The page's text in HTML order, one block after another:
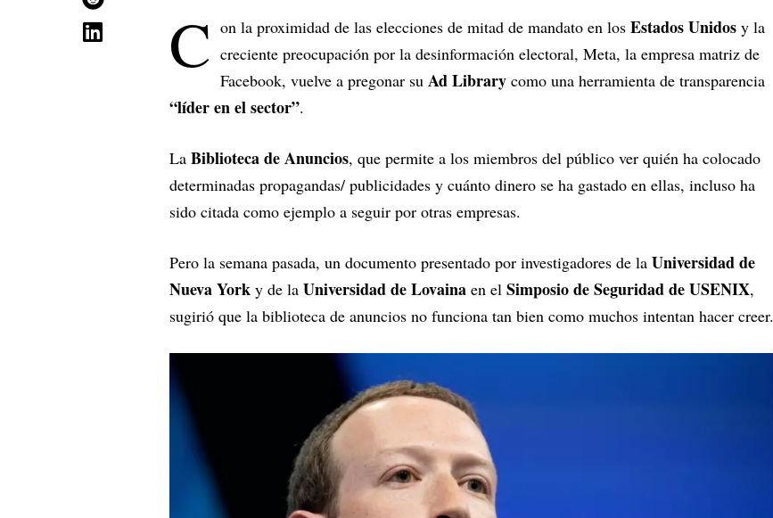
C on la proximidad de las elecciones de mitad de mandato en los Estados Unidos y la
creciente preocupación por la desinformación electoral, Meta, la empresa matriz de
Facebook, vuelve a pregonar su Ad Library como una herramienta de transparencia
“líder en el sector”.
La Biblioteca de Anuncios, que permite a los miembros del público ver quién ha colocado
determinadas propagandas/ publicidades y cuánto dinero se ha gastado en ellas, incluso ha
sido citada como ejemplo a seguir por otras empresas.
Pero la semana pasada, un documento presentado por investigadores de la Universidad de
Nueva York y de la Universidad de Lovaina en el Simposio de Seguridad de USENIX,
sugirió que la biblioteca de anuncios no funciona tan bien como muchos intentan hacer creer.